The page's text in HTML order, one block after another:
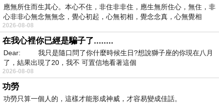
應無所住而生其心。本心不住，非住非非住，應生無所住心，無住，非
心非非心無念無無念，覺心初起，心無初相，覺念念真，心無覺相
2026-08-08
在我心裡你已經是騙子了........
Dear: 我只是隨口問了你什麼時候生日?想說獅子座的你現在八月
了，結果出現了20，我不 可置信地看著這個
2026-08-08
功勞
功勞只算一個人的，這樣才能形成神威，才容易變成佳話。